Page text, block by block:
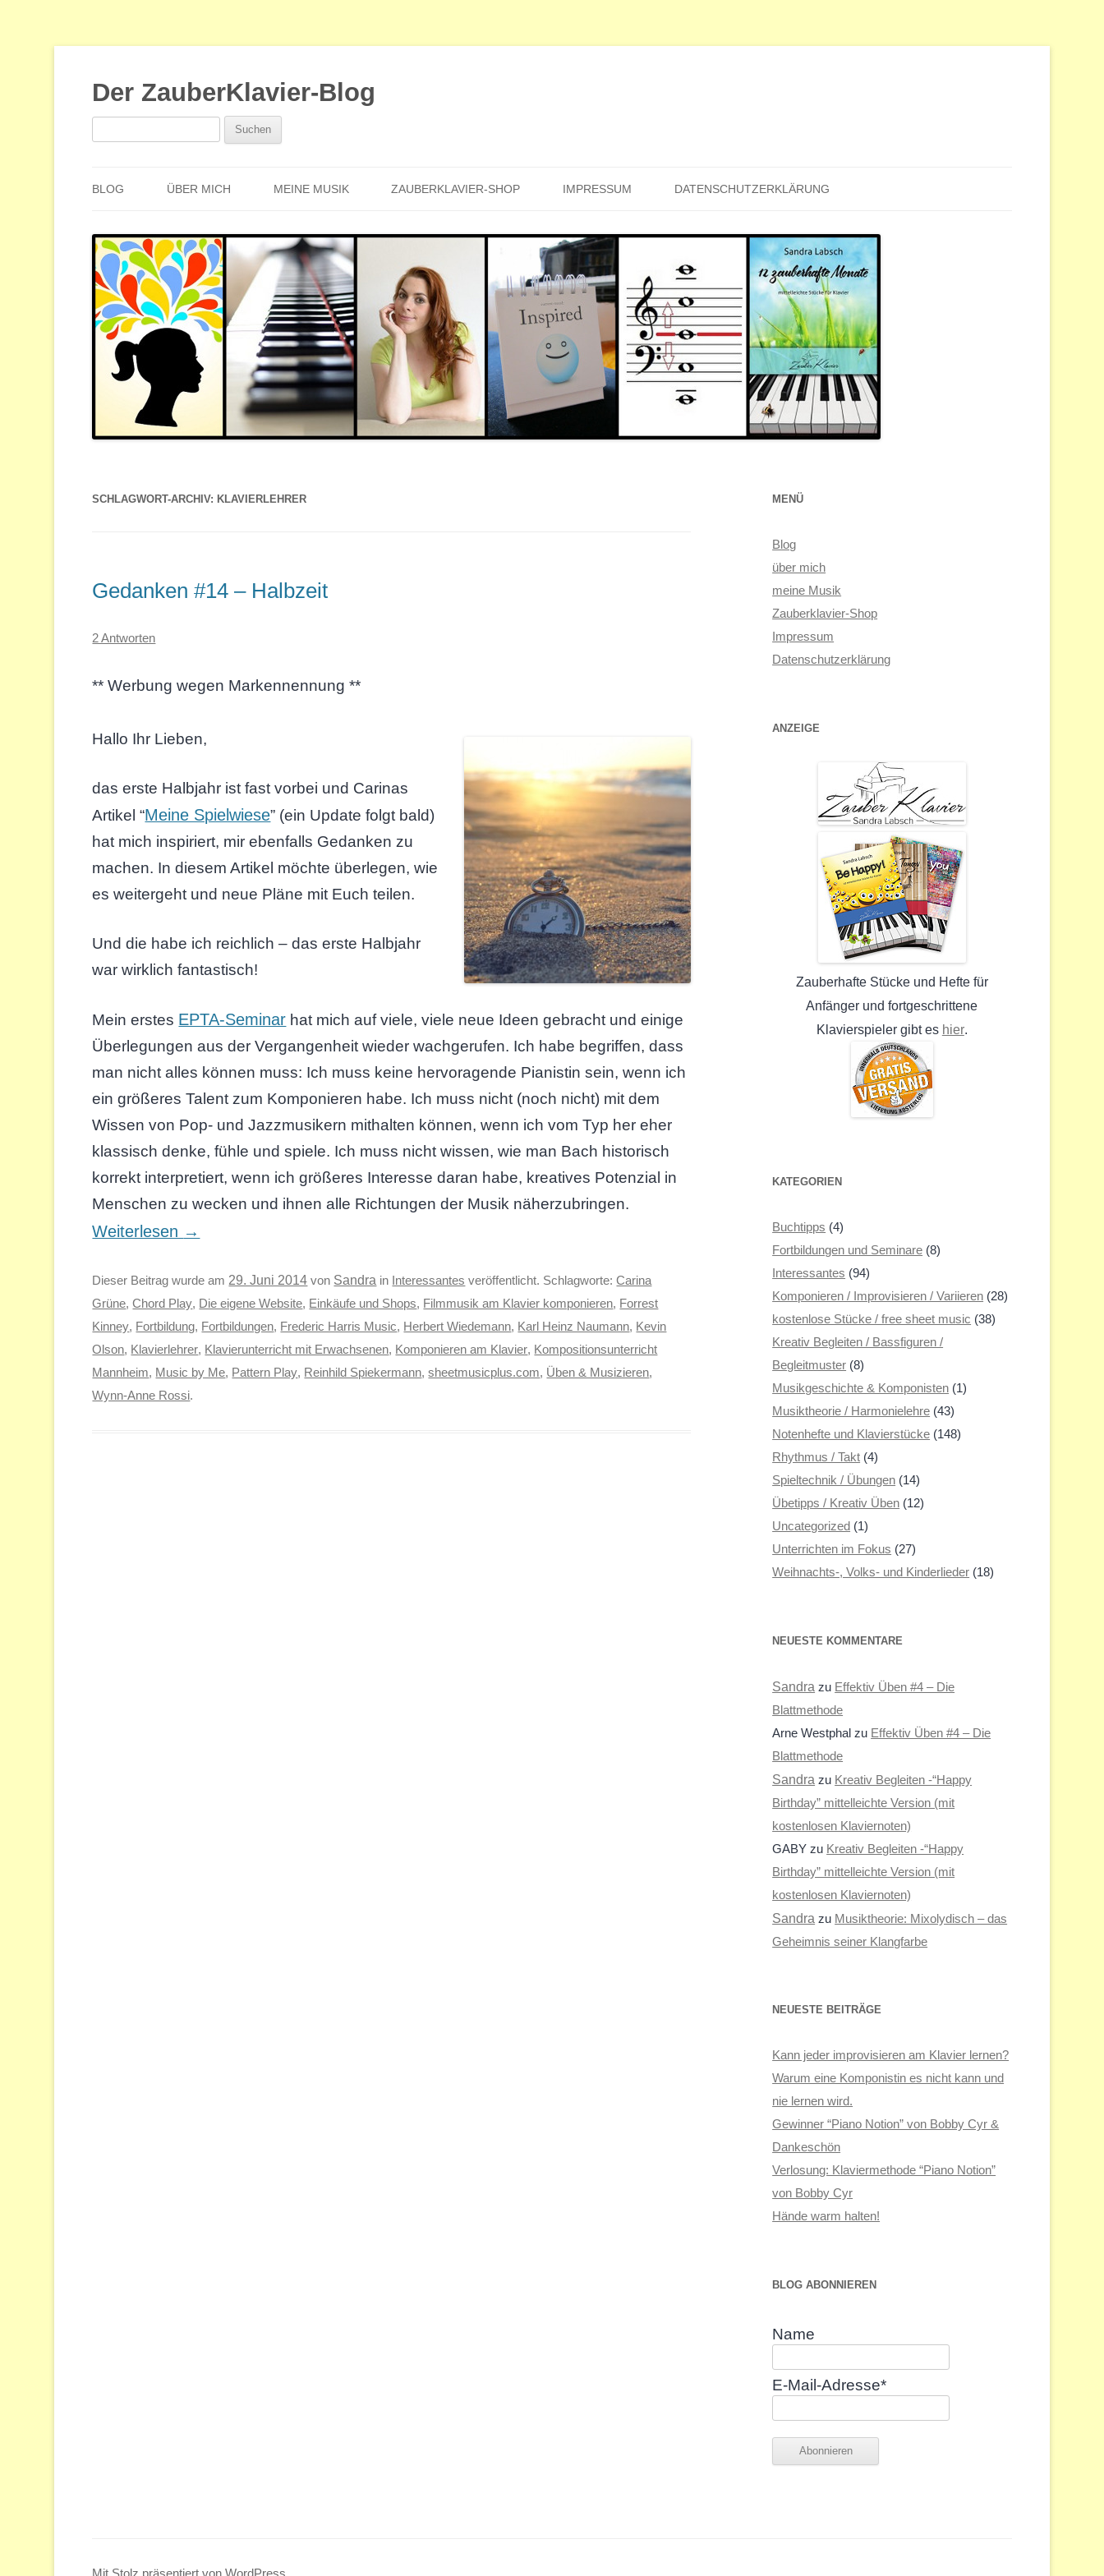
Der ZauberKlavier-Blog
Suchen
nach:
Inhalt
BLOG ÜBER MICH MEINE MUSIK ZAUBERKLAVIER-SHOP IMPRESSUM DATENSCHUTZERKLÄRUNG
SCHLAGWORT-ARCHIV: KLAVIERLEHRER
Gedanken #14 – Halbzeit
2 Antworten
** Werbung wegen Markennennung **
Hallo Ihr Lieben,
das erste Halbjahr ist fast vorbei und Carinas
Artikel “Meine Spielwiese” (ein Update folgt bald)
hat mich inspiriert, mir ebenfalls Gedanken zu
machen. In diesem Artikel möchte überlegen, wie
es weitergeht und neue Pläne mit Euch teilen.
Und die habe ich reichlich – das erste Halbjahr
war wirklich fantastisch!
Mein erstes EPTA-Seminar hat mich auf viele, viele neue Ideen gebracht und einige
Überlegungen aus der Vergangenheit wieder wachgerufen. Ich habe begriffen, dass
man nicht alles können muss: Ich muss keine hervoragende Pianistin sein, wenn ich
ein größeres Talent zum Komponieren habe. Ich muss nicht (noch nicht) mit dem
Wissen von Pop- und Jazzmusikern mithalten können, wenn ich vom Typ her eher
klassisch denke, fühle und spiele. Ich muss nicht wissen, wie man Bach historisch
korrekt interpretiert, wenn ich größeres Interesse daran habe, kreatives Potenzial in
Menschen zu wecken und ihnen alle Richtungen der Musik näherzubringen.
Weiterlesen →
Dieser Beitrag wurde am 29. Juni 2014 von Sandra in Interessantes veröffentlicht. Schlagworte:Carina
Grüne,Chord Play, Die eigene Website, Einkäufe und Shops, Filmmusik am Klavier komponieren, Forrest
Kinney, Fortbildung, Fortbildungen, Frederic Harris Music, Herbert Wiedemann, Karl Heinz Naumann, Kevin
Olson, Klavierlehrer, Klavierunterricht mit Erwachsenen, Komponieren am Klavier, Kompositionsunterricht
Mannheim, Music by Me, Pattern Play, Reinhild Spiekermann,sheetmusicplus.com, Üben & Musizieren,
Wynn-Anne Rossi.
MENÜ
Blog
über mich
meine Musik
Zauberklavier-Shop
Impressum
Datenschutzerklärung
ANZEIGE
Zauberhafte Stücke und Hefte für
Anfänger und fortgeschrittene
Klavierspieler gibt es hier.
KATEGORIEN
Buchtipps (4)
Fortbildungen und Seminare (8)
Interessantes (94)
Komponieren / Improvisieren / Variieren (28)
kostenlose Stücke / free sheet music (38)
Kreativ Begleiten / Bassfiguren /
Begleitmuster (8)
Musikgeschichte & Komponisten (1)
Musiktheorie / Harmonielehre (43)
Notenhefte und Klavierstücke (148)
Rhythmus / Takt (4)
Spieltechnik / Übungen (14)
Übetipps / Kreativ Üben (12)
Uncategorized (1)
Unterrichten im Fokus (27)
Weihnachts-, Volks- und Kinderlieder (18)
NEUESTE KOMMENTARE
Sandra zu Effektiv Üben #4 – Die
Blattmethode
Arne Westphal zu Effektiv Üben #4 – Die
Blattmethode
Sandra zu Kreativ Begleiten -“Happy
Birthday” mittelleichte Version (mit
kostenlosen Klaviernoten)
GABY zu Kreativ Begleiten -“Happy
Birthday” mittelleichte Version (mit
kostenlosen Klaviernoten)
Sandra zu Musiktheorie: Mixolydisch – das
Geheimnis seiner Klangfarbe
NEUESTE BEITRÄGE
Kann jeder improvisieren am Klavier lernen?
Warum eine Komponistin es nicht kann und
nie lernen wird.
Gewinner “Piano Notion” von Bobby Cyr &
Dankeschön
Verlosung: Klaviermethode “Piano Notion”
von Bobby Cyr
Hände warm halten!
BLOG ABONNIEREN
Name
E-Mail-Adresse*